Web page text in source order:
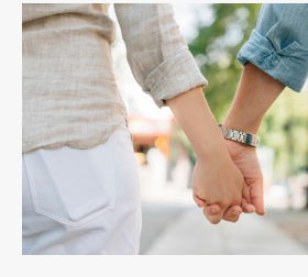
Ecología
sexual:
sentido
sexo